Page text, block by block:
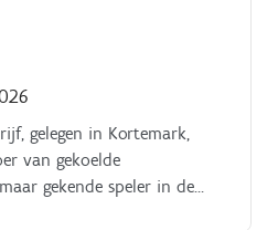
gelegen in Kortemark,
van gekoelde
gekende speler in de